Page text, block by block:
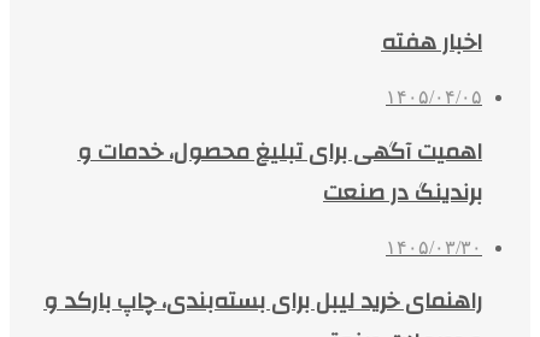
اخبار هفته
۱۴۰۵/۰۴/۰۵
اهمیت آگهی برای تبلیغ محصول، خدمات و
برندینگ در صنعت
۱۴۰۵/۰۳/۳۰
راهنمای خرید لیبل برای بسته‌بندی، چاپ بارکد و